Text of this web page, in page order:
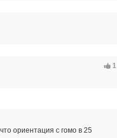
1
ориентация с гомо в 25